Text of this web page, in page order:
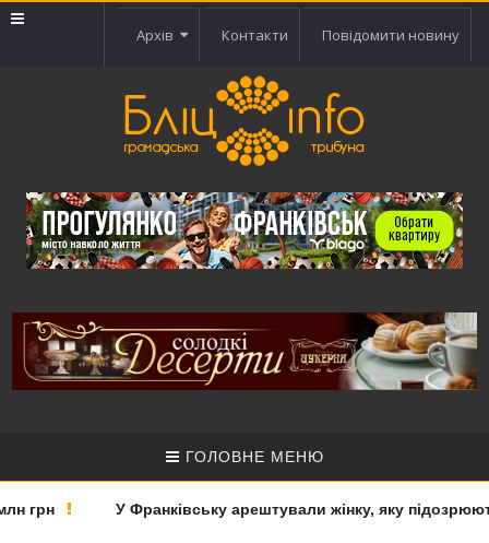
Архів Контакти Повідомити новину
ГОЛОВНЕ МЕНЮ
грн У Франківську арештували жінку, яку